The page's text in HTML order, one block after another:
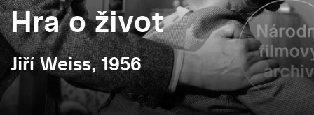
Hra o život
Jiří Weiss, 1956